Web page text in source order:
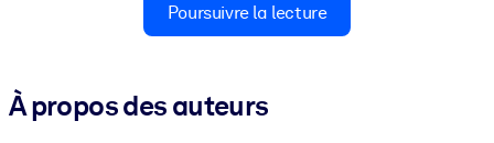
Poursuivre la lecture
À propos des auteurs